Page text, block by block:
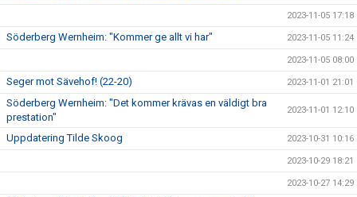
2023-11-05 17:18
Söderberg Wernheim: "Kommer ge allt vi har" 2023-11-05 11:24
2023-11-05 08:00
Seger mot Sävehof! (22-20) 2023-11-01 21:01
Söderberg Wernheim: "Det kommer krävas en väldigt bra
prestation"
2023-11-01 12:10
Uppdatering Tilde Skoog 2023-10-31 10:16
2023-10-29 18:21
2023-10-27 14:29